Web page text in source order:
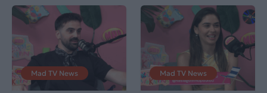
Mad TV News Mad TV News